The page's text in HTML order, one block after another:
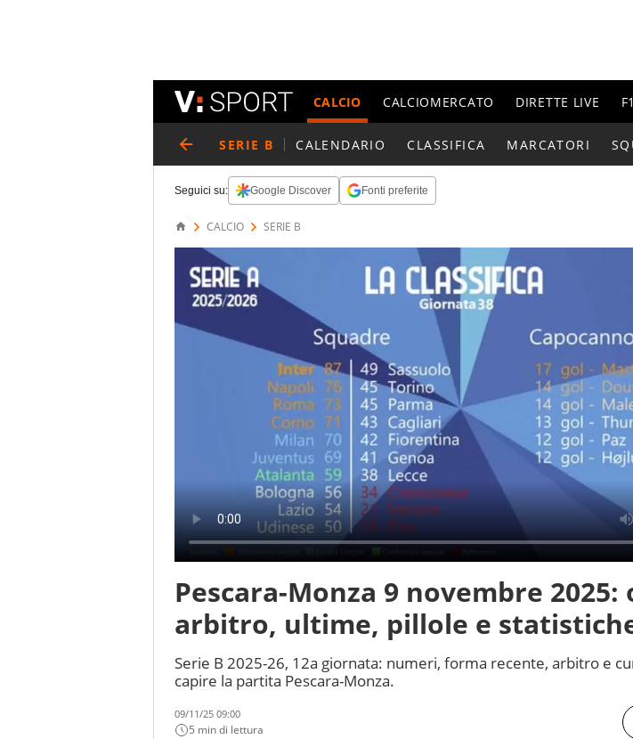
CALCIO CALCIOMERCATO DIRETTE LIVE F1
SERIE B CALENDARIO CLASSIFICA MARCATORI
Seguici su: Google Discover Fonti preferite
CALCIO SERIE B
Pescara-Monza 9 novembre 2025:
arbitro, ultime, pillole e
Serie B 2025-26, 12a giornata: numeri, forma recente, arbitro e
capire la partita Pescara-Monza.
09/11/25 09:00
5 min di lettura